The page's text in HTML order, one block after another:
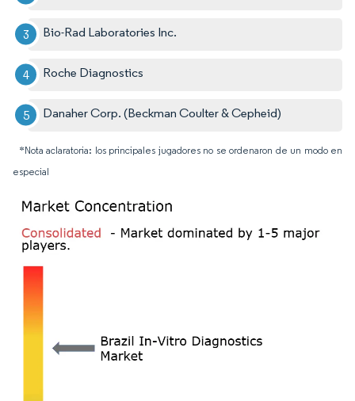
Bio-Rad Laboratories Inc.
Roche Diagnostics
Danaher Corp. (Beckman Coulter & Cepheid)
*Nota aclaratoria: los principales jugadores no se ordenaron de un modo en
especial